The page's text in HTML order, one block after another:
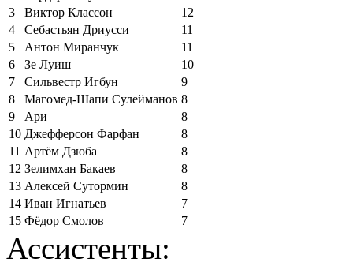
3
Виктор Классон
12
4
Себастьян Дриусси
11
5
Антон Миранчук
11
6
Зе Луиш
10
7
Сильвестр Игбун
9
8
Магомед-Шапи Сулейманов 8
9
Ари
8
10 Джефферсон Фарфан
8
11 Артём Дзюба
8
12 Зелимхан Бакаев
8
13 Алексей Сутормин
8
14 Иван Игнатьев
7
15 Фёдор Смолов 7
Ассистенты: